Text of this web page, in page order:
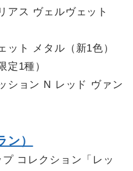
アス ヴェルヴェット
ット メタル（新1色）
定1種）
ション N レッド ヴァン
）
コレクション「レッ